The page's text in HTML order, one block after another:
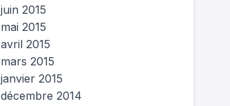
juin 2015
mai 2015
avril 2015
mars 2015
janvier 2015
décembre 2014